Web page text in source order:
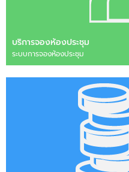
บริการจองห้องประชุม
ระบบการจองห้องประชุม